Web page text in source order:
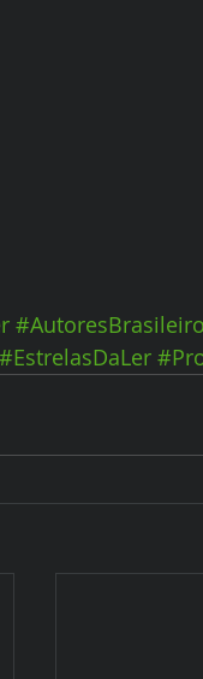
#EstrelasDaLer